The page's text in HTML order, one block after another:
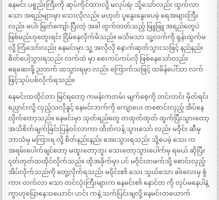
နေမင်း ပစ္စည်းကြီးကို ဆုပ်ကိုင်ထားလို့ မလုပ်ရဲ၊ သို့သော်လည်း ထွက်လာ
သော အရည်များမှာ သေးလိုလည်း မဟုတ် ပူနွေးနွေးပေမဲ့ ရေအများကြီး
လည်း မပါ၊ မြတ်ကျော် ပြီးတဲ့ အခါ ထွက်တတ်သည့် ဖြူဖြူ အရည်တွေပဲ
ဖြစ်မည်ဟုတွေးရင်း ငြိမ်နေလိုက်မိသည်။ မသိမသာ သူ့လက်ကို ရုန်းထွက်မ
လို့ ကြံသော်လည်း နေမင်းမှာ သူ့ အလိုလို နောက်ဆုတ်သွားသဖြင့် နည်နည်း
စိတ်ပေါ့သွားရသည်၊ လက်ထဲ မှာ စေးကပ်ကပ်လို ဖြစ်နေသော်လည်း
ရေဆေးဖို့ ညဘက် ထသွားရမှာ လည်း ကြောက်သဖြင့် ထမိန်ပေါ်သာ လက်
ဖြင့်သုပ်ပစ်လိုက်ရသည်။
နေမင်းထထိုင်တာ မြင်ရတော့ ကမန်းကတမ်း မျက်စေ့ကို တင်းတင်း မှိတ်ရင်း
ညှောင်းလို့ လှည့်သလိုနူင့် နေမင်းဘက်ကို ကျောပေး တစောင်းလှည့် အိပ်နေ
လိုက်တော့သည်။ နေမင်းမှာ သုတ်ရည်တွေ တထုတ်ထုတ် ထွက်ပြီးသွားတော့
အသိစိတ်ချက်ခြင်းပြန်ဝင်လာကာ ထိတ်လန့် သွားသော် လည်း မဝိုင်း ဆီမှ
ဘာသံမှ မကြားရ လို့ စိတ်နည်းနည်း အေးသွားရသည်၊ သို့ပေမဲ့ သေး က
အရမ်းပေါက်ချင်တော့ မထူးတော့ဘူး သေးတော့သွားပေါက်မှ ရမယ် ဆိုပြီး
ငုတ်တုတ်ထထိုင်လိုက်သည်။ ထိုအခိုက်မှာ ပင် မဝိုင်းတဖက်သို့ စောင်းလှည့်
အိပ်လိုက်သည်ကို တွေ့လိုက်ရသည်၊ မဝိုင်း၏ သေး သွယ်သော ခါးလေးမှ စွံ
ကား တက်လာ သော တင်လုံးကြီးများက နေမင်း၏ နောင်တ ကို လုပ်မနေပါနဲ့
ကွာဟုပြောနေသယောင်၊ ဟင်း ကနဲ့ သက်ပြင်းချလို့ နေမင်းတယောက်